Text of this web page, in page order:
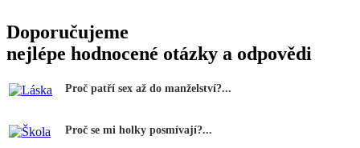
Doporučujeme
nejlépe hodnocené otázky a odpovědi
Proč patří sex až do manželství?...
Proč se mi holky posmívají?...